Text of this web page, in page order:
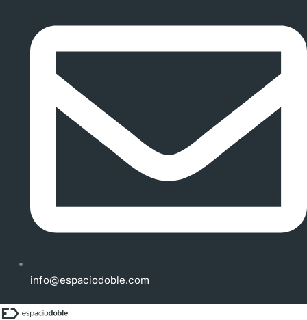
info@espaciodoble.com